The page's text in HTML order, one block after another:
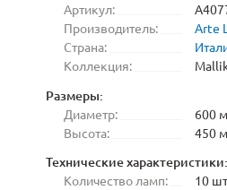
Артикул:
Производитель:
Arte
Страна:
Коллекция:
Размеры:
Диаметр:
600
Высота:
450
Технические характеристики:
Количество ламп:
10 шт